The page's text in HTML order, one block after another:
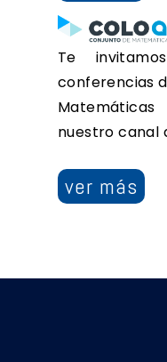
Te
conferencias
nuestro canal
ver más